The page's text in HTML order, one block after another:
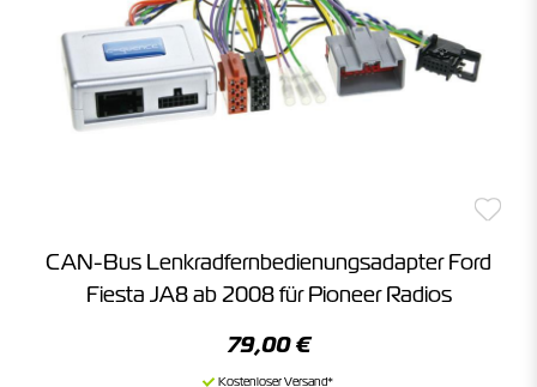
CAN-Bus Lenkradfernbedienungsadapter Ford
Fiesta JA8 ab 2008 für Pioneer Radios
79,00 €